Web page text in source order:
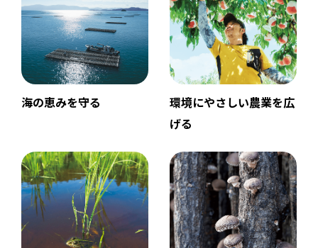
海の恵みを守る
環境にやさしい農業を広
げる